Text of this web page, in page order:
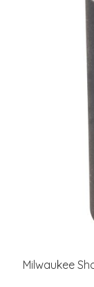
Milwaukee